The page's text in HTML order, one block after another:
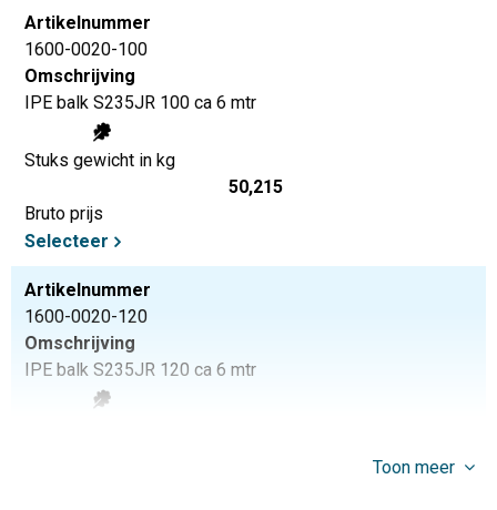
Artikelnummer
1600-0020-100
Omschrijving
IPE balk S235JR 100 ca 6 mtr
Stuks gewicht in kg
50,215
Bruto prijs
Selecteer
Artikelnummer
1600-0020-120
Omschrijving
IPE balk S235JR 120 ca 6 mtr
Toon meer